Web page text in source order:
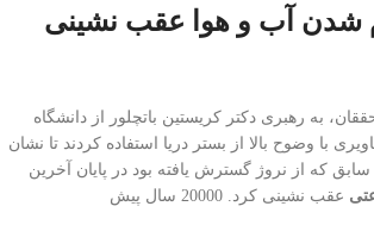
شدن آب و هوا عقب نشینی
به رهبری دکتر کریستین باتچلور از دانشگاه
با وضوح بالا از بستر دریا استفاده کردند تا نشان
که از نروژ گسترش یافته بود در پایان آخرین
عقب نشینی کرد. 20000 سال پیش